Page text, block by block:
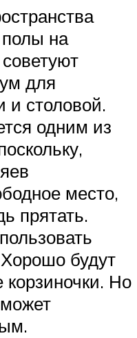
на
для
и столовой.
одним из
место,
прятать.
будут
корзиночки. Но